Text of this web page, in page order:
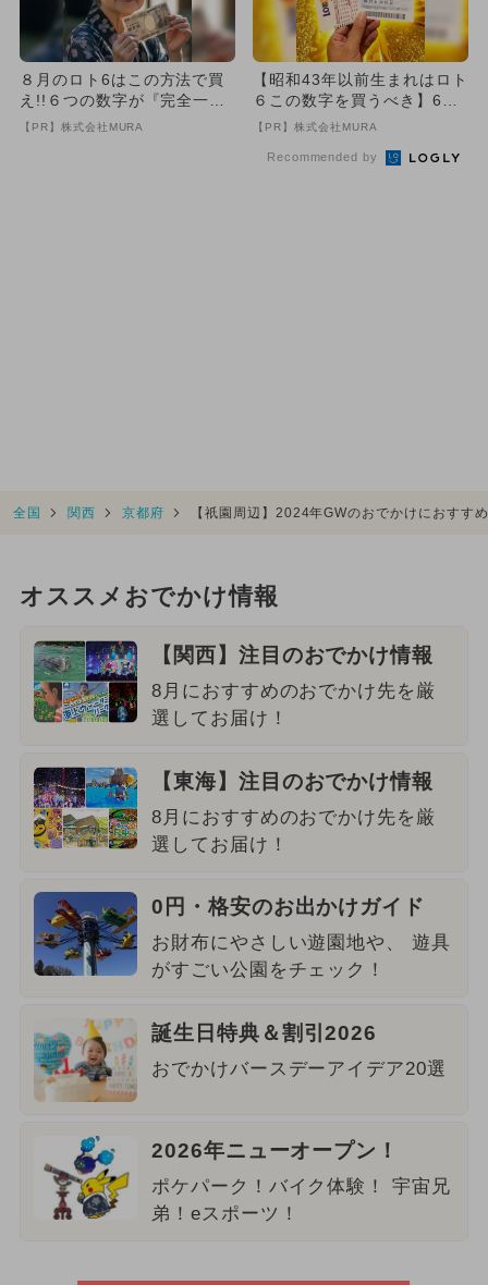
８月のロト6はこの方法で買
え!!６つの数字が『完全一
致』する方法
【PR】株式会社MURA
【昭和43年以前生まれはロト
６この数字を買うべき】6つ
の数字が「完全一致」する
【PR】株式会社MURA
Recommended by
全国 関西 京都府 【祇園周辺】2024年GWのおでかけにおすす
オススメおでかけ情報
【関西】注目のおでかけ情報
8月におすすめのおでかけ先を厳
選してお届け！
【東海】注目のおでかけ情報
8月におすすめのおでかけ先を厳
選してお届け！
0円・格安のお出かけガイド
お財布にやさしい遊園地や、 遊具
がすごい公園をチェック！
誕生日特典＆割引2026
おでかけバースデーアイデア20選
2026年ニューオープン！
ポケパーク！バイク体験！ 宇宙兄
弟！eスポーツ！